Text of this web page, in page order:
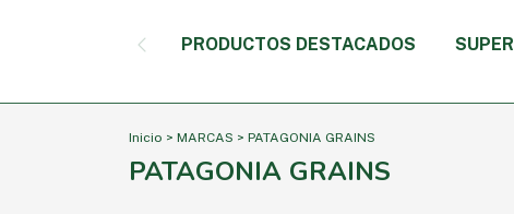
PRODUCTOS DESTACADOS
Inicio > MARCAS > PATAGONIA GRAINS
PATAGONIA GRAINS